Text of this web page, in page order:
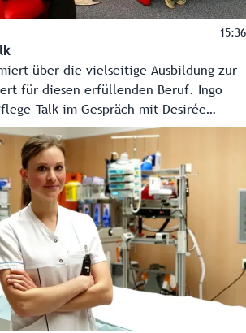
15:36
über die vielseitige Ausbildung zur
für diesen erfüllenden Beruf. Ingo
Talk im Gespräch mit Desirée
und Martina Bärnthaler (Kardinal